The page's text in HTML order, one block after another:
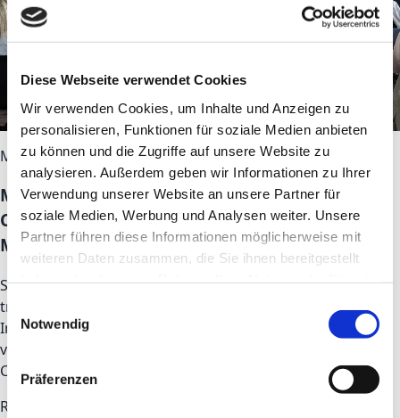
Diese Webseite verwendet Cookies
Wir verwenden Cookies, um Inhalte und Anzeigen zu
personalisieren, Funktionen für soziale Medien anbieten
zu können und die Zugriffe auf unsere Website zu
analysieren. Außerdem geben wir Informationen zu Ihrer
Verwendung unserer Website an unsere Partner für
soziale Medien, Werbung und Analysen weiter. Unsere
Partner führen diese Informationen möglicherweise mit
weiteren Daten zusammen, die Sie ihnen bereitgestellt
Einwilligungsauswahl
Notwendig
Präferenzen
May 28, 2026
Mission Construction: LOVEDIS bringt
ClimateTech- und Construction-Startups nach
Marburg
STARTBASE // Beim Demo Day im Lokschuppen Marburg
trafen Klimaforschung, Bauindustrie und Startup-
Innovation aufeinander. Mit einer eindringlichen Keynote
von Hans Joachim Schellnhuber und 14 jungen
ConstructionTech-Teams.
Read article